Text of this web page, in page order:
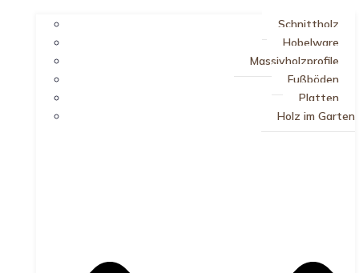
Schnittholz
Hobelware
Massivholzprofile
Fußböden
Platten
Holz im Garten